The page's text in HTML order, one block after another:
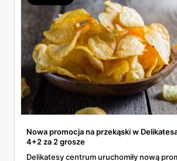
Nowa promocja na przekąski w
4+2 za 2 grosze
Delikatesy centrum uruchomiły nową